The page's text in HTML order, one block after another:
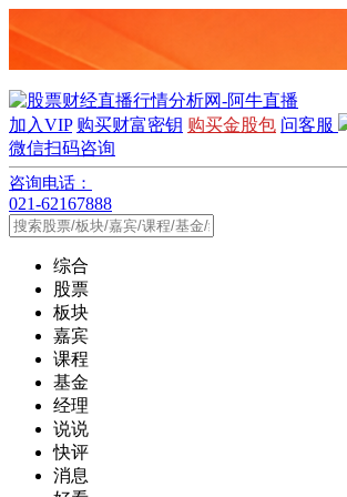
加入VIP 购买财富密钥 购买金股包 问客服
微信扫码咨询
咨询电话：
021-62167888
综合
股票
板块
嘉宾
课程
基金
经理
说说
快评
消息